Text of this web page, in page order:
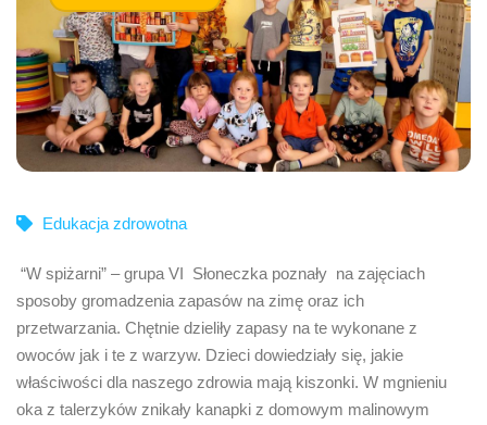
Edukacja zdrowotna
“W spiżarni” – grupa VI Słoneczka poznały na zajęciach
sposoby gromadzenia zapasów na zimę oraz ich
przetwarzania. Chętnie dzieliły zapasy na te wykonane z
owoców jak i te z warzyw. Dzieci dowiedziały się, jakie
właściwości dla naszego zdrowia mają kiszonki. W mgnieniu
oka z talerzyków znikały kanapki z domowym malinowym